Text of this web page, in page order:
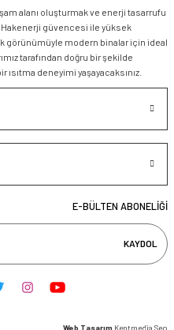
alanı oluşturmak ve enerji tasarrufu
güvencesi ile yüksek
modern binalar için ideal
tarafından doğru bir şekilde
deneyimi yaşayacaksınız.
E-BÜLTEN ABONELİĞİ
KAYDOL
Web Tasarım Kentmedia Seo